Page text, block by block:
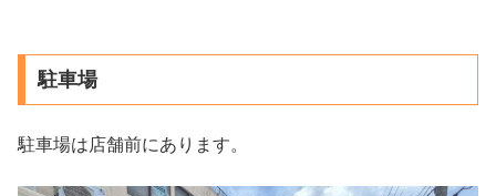
駐車場
駐車場は店舗前にあります。